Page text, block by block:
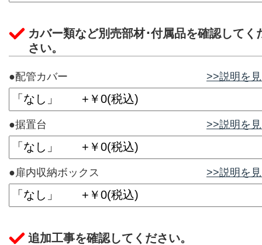
カバー類など別売部材･付属品を確認してく
さい。
●配管カバー >>説明を
●据置台 >>説明を
●扉内収納ボックス >>説明を
追加工事を確認してください。